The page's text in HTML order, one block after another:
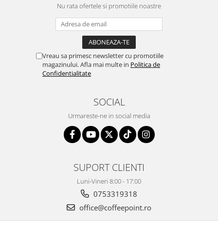
Nu rata ofertele si promotiile noastre
Vreau sa primesc newsletter cu promotiile
magazinului. Afla mai multe in Politica de
Confidentialitate
SOCIAL
Urmareste-ne in social media
SUPORT CLIENTI
Luni-Vineri 8:00 - 17:00
0753319318
office@coffeepoint.ro